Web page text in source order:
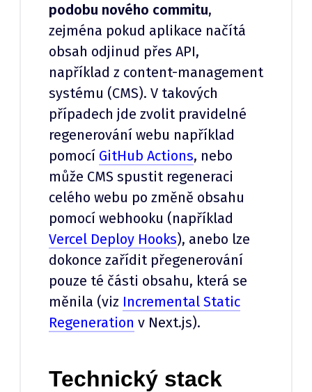
podobu nového commitu,
zejména pokud aplikace načítá
obsah odjinud přes API,
například z content-management
systému (CMS). V takových
případech jde zvolit pravidelné
regenerování webu například
pomocí GitHub Actions, nebo
může CMS spustit regeneraci
celého webu po změně obsahu
pomocí webhooku (například
Vercel Deploy Hooks), anebo lze
dokonce zařídit přegenerování
pouze té části obsahu, která se
měnila (viz Incremental Static
Regeneration v Next.js).
Technický stack